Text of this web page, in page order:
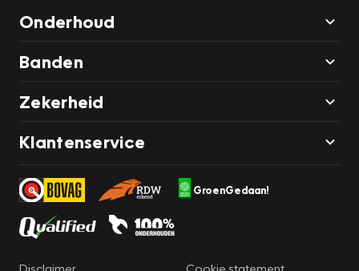
Onderhoud
Banden
Zekerheid
Klantenservice
GroenGedaan!
Disclaimer Cookie statement